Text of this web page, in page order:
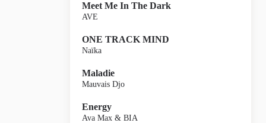
Meet Me In The Dark
AVE
ONE TRACK MIND
Naïka
Maladie
Mauvais Djo
Energy
Ava Max & BIA